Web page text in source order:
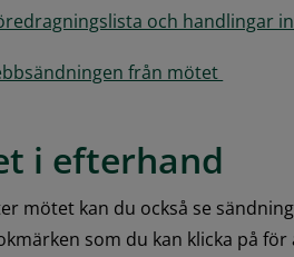
och handlingar
från mötet
i efterhand
mötet kan du också se
som du kan klicka på